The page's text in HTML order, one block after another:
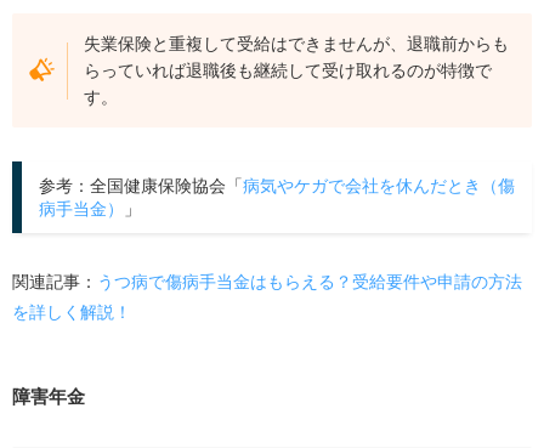
失業保険と重複して受給はできませんが、退職前からも
らっていれば退職後も継続して受け取れるのが特徴で
す。
参考：全国健康保険協会「病気やケガで会社を休んだとき（傷
病手当金）
」
関連記事： うつ病で傷病手当金はもらえる？受給要件や申請の方法
を詳しく解説！
障害年金